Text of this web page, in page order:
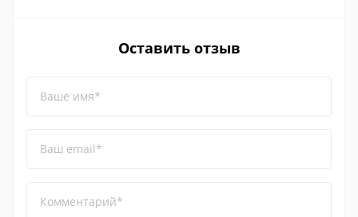
Оставить отзыв
Ваше имя*
Ваш email*
Комментарий*